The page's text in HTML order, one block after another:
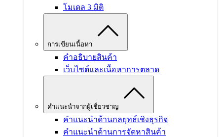
โมเดล 3 มิติ
การเขียนเนื้อหา
คำอธิบายสินค้า
เว็บไซต์และเนื้อหาการตลาด
คำแนะนำจากผู้เชี่ยวชาญ
คำแนะนำด้านกลยุทธ์เชิงธุรกิจ
คำแนะนำด้านการจัดหาสินค้า